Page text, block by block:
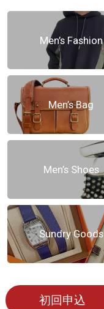
Men’s Fashion
Men’s Bag
Men’s Shoes
Sundry Goods
初回申込